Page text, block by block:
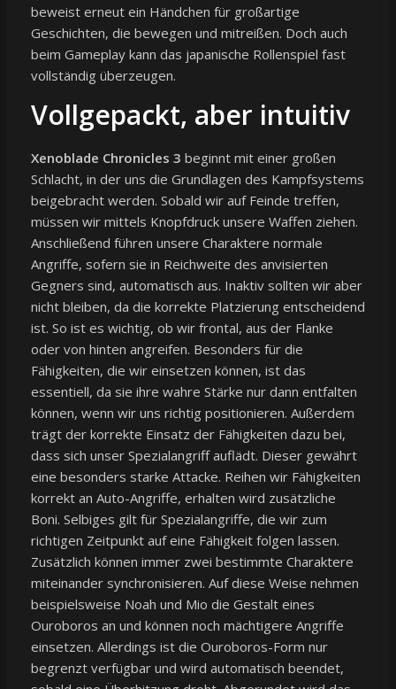
beweist erneut ein Händchen für großartige
Geschichten, die bewegen und mitreißen. Doch auch
beim Gameplay kann das japanische Rollenspiel fast
vollständig überzeugen.
Vollgepackt, aber intuitiv
Xenoblade Chronicles 3 beginnt mit einer großen
Schlacht, in der uns die Grundlagen des Kampfsystems
beigebracht werden. Sobald wir auf Feinde treffen,
müssen wir mittels Knopfdruck unsere Waffen ziehen.
Anschließend führen unsere Charaktere normale
Angriffe, sofern sie in Reichweite des anvisierten
Gegners sind, automatisch aus. Inaktiv sollten wir aber
nicht bleiben, da die korrekte Platzierung entscheidend
ist. So ist es wichtig, ob wir frontal, aus der Flanke
oder von hinten angreifen. Besonders für die
Fähigkeiten, die wir einsetzen können, ist das
essentiell, da sie ihre wahre Stärke nur dann entfalten
können, wenn wir uns richtig positionieren. Außerdem
trägt der korrekte Einsatz der Fähigkeiten dazu bei,
dass sich unser Spezialangriff auflädt. Dieser gewährt
eine besonders starke Attacke. Reihen wir Fähigkeiten
korrekt an Auto-Angriffe, erhalten wird zusätzliche
Boni. Selbiges gilt für Spezialangriffe, die wir zum
richtigen Zeitpunkt auf eine Fähigkeit folgen lassen.
Zusätzlich können immer zwei bestimmte Charaktere
miteinander synchronisieren. Auf diese Weise nehmen
beispielsweise Noah und Mio die Gestalt eines
Ouroboros an und können noch mächtigere Angriffe
einsetzen. Allerdings ist die Ouroboros-Form nur
begrenzt verfügbar und wird automatisch beendet,